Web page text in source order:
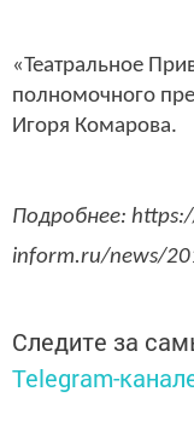
«Театральное
полномочного
Игоря Комарова.
Подробнее:
inform.ru/news/
Следите за
Telegram-